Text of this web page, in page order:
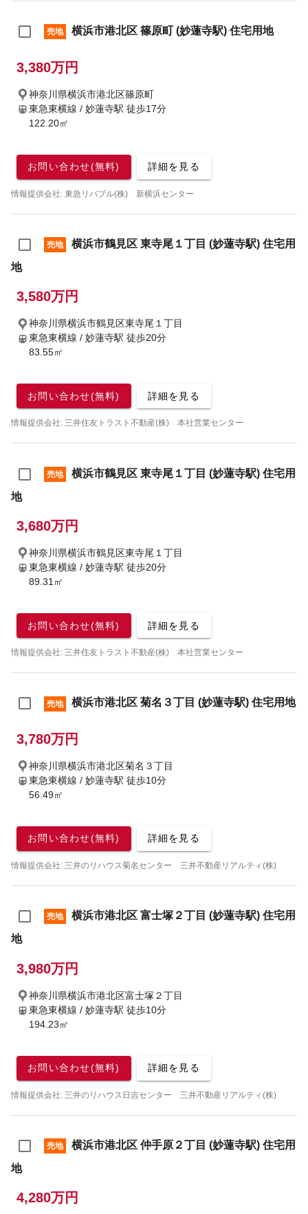
売地 横浜市港北区 篠原町 (妙蓮寺駅) 住宅用地
3,380万円
神奈川県横浜市港北区篠原町
東急東横線 / 妙蓮寺駅 徒歩17分
122.20㎡
お問い合わせ(無料) 詳細を見る
情報提供会社: 東急リバブル(株) 新横浜センター
売地
横浜市鶴見区 東寺尾１丁目 (妙蓮寺駅) 住宅用
地
3,580万円
神奈川県横浜市鶴見区東寺尾１丁目
東急東横線 / 妙蓮寺駅 徒歩20分
83.55㎡
お問い合わせ(無料) 詳細を見る
情報提供会社: 三井住友トラスト不動産(株) 本社営業センター
売地
横浜市鶴見区 東寺尾１丁目 (妙蓮寺駅) 住宅用
地
3,680万円
神奈川県横浜市鶴見区東寺尾１丁目
東急東横線 / 妙蓮寺駅 徒歩20分
89.31㎡
お問い合わせ(無料) 詳細を見る
情報提供会社: 三井住友トラスト不動産(株) 本社営業センター
売地 横浜市港北区 菊名３丁目 (妙蓮寺駅) 住宅用地
3,780万円
神奈川県横浜市港北区菊名３丁目
東急東横線 / 妙蓮寺駅 徒歩10分
56.49㎡
お問い合わせ(無料) 詳細を見る
情報提供会社: 三井のリハウス菊名センター 三井不動産リアルティ(株)
売地
横浜市港北区 富士塚２丁目 (妙蓮寺駅) 住宅用
地
3,980万円
神奈川県横浜市港北区富士塚２丁目
東急東横線 / 妙蓮寺駅 徒歩10分
194.23㎡
お問い合わせ(無料) 詳細を見る
情報提供会社: 三井のリハウス日吉センター 三井不動産リアルティ(株)
売地
横浜市港北区 仲手原２丁目 (妙蓮寺駅) 住宅用
地
4,280万円